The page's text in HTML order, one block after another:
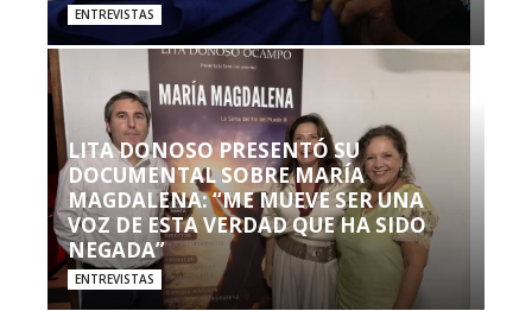
ENTREVISTAS
LITA DONOSO PRESENTÓ SU
DOCUMENTAL SOBRE MARÍA
MAGDALENA: “ME MUEVE SER UNA
VOZ DE ESTA VERDAD QUE HA SIDO
NEGADA”
ENTREVISTAS